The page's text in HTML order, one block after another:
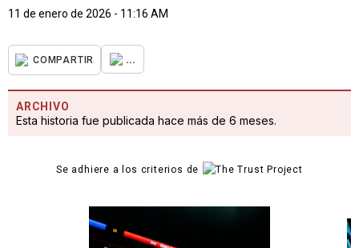
11 de enero de 2026 - 11:16 AM
COMPARTIR ...
ARCHIVO
Esta historia fue publicada hace más de 6 meses.
Se adhiere a los criterios de